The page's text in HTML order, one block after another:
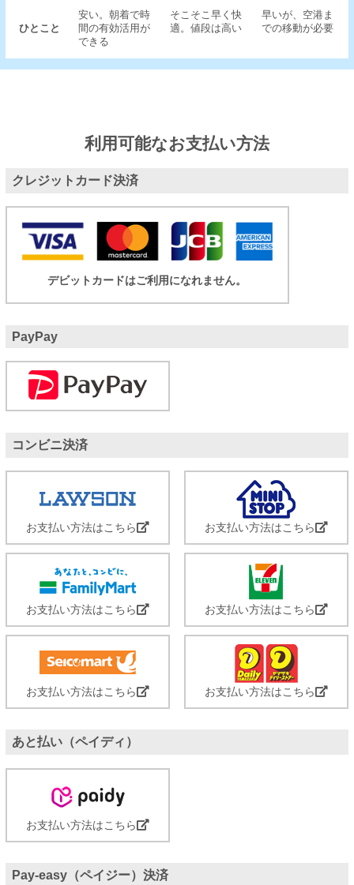
ひとこと
安い。朝着で時
間の有効活用が
できる
そこそこ早く快
適。値段は高い
早いが、空港ま
での移動が必要
利用可能なお支払い方法
クレジットカード決済
デビットカードはご利用になれません。
PayPay
コンビニ決済
お支払い方法はこちら お支払い方法はこちら
お支払い方法はこちら お支払い方法はこちら
お支払い方法はこちら お支払い方法はこちら
あと払い（ペイディ）
お支払い方法はこちら
Pay-easy（ペイジー）決済